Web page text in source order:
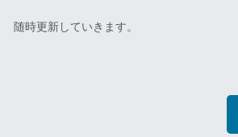
随時更新していきます。